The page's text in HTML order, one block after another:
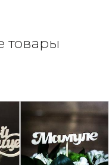
товары